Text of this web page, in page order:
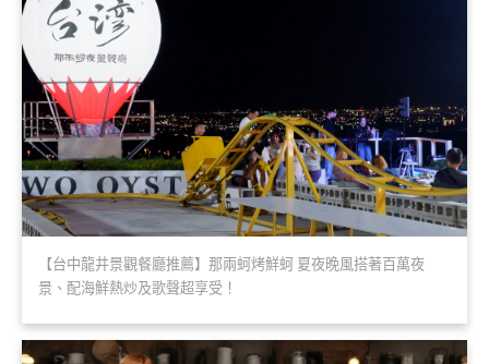
【台中龍井景觀餐廳推薦】那兩蚵烤鮮蚵 夏夜晚風搭著百萬夜
景、配海鮮熱炒及歌聲超享受！